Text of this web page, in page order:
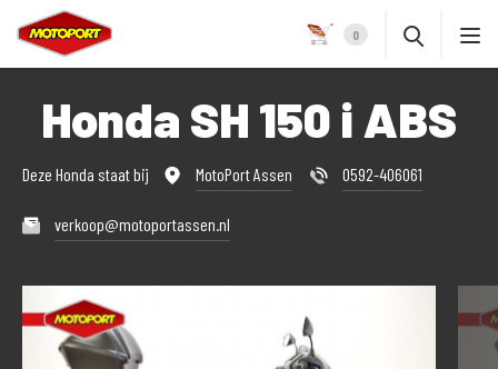
0
Honda SH 150 i ABS
Deze Honda staat bij MotoPort Assen 0592-406061
verkoop@motoportassen.nl